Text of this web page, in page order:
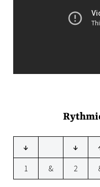
↓ ↓
1 & 2